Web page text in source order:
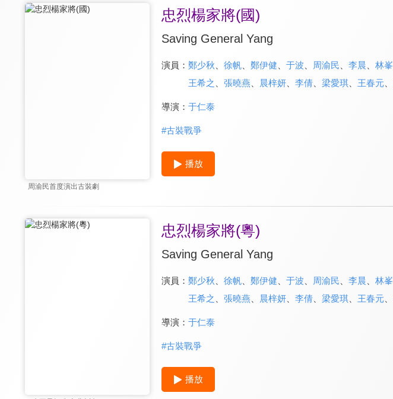
周渝民首度演出古裝劇
忠烈楊家將(國)
Saving General Yang
演員： 鄭少秋 徐帆、 鄭伊健 于波 周渝民 李晨 林峯
王希之
張曉燕 晨梓妍、 李倩、 梁愛琪、 王春元、
導演： 于仁泰
#古裝戰爭
播放
忠烈楊家將(粵)
Saving General Yang
演員： 鄭少秋 徐帆、 鄭伊健 于波 周渝民 李晨 林峯
王希之
張曉燕 晨梓妍、 李倩、 梁愛琪、 王春元、
導演： 于仁泰
#古裝戰爭
播放